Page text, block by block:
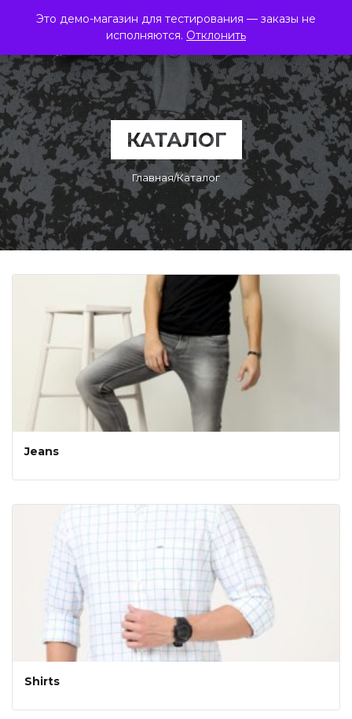
ЭкзотикФреш
0
КАТАЛОГ
Главная/Каталог
Jeans
Shirts
Это демо-магазин для тестирования — заказы не
исполняются. Отклонить